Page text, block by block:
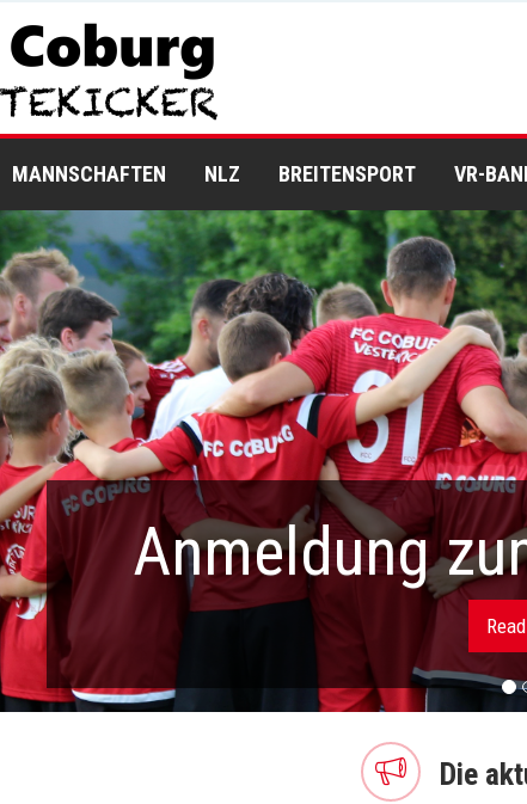
MANNSCHAFTEN NLZ BREITENSPORT VR-
Anmeldung
Die